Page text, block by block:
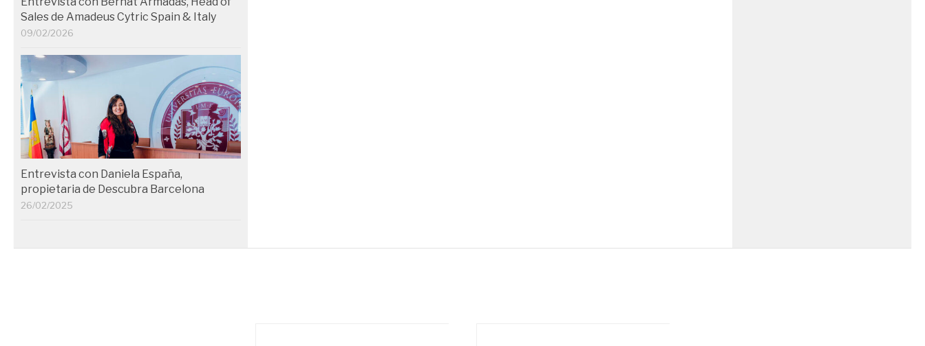
Sales de Amadeus Cytric Spain & Italy
09/02/2026
Entrevista con Daniela España,
propietaria de Descubra Barcelona
26/02/2025